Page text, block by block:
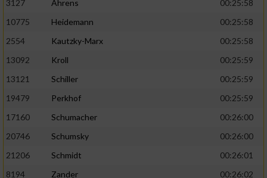
3127
Ahrens
00:25:58
10775
Heidemann
00:25:58
2554
Kautzky-Marx
00:25:58
13092
Kroll
00:25:59
13121
Schiller
00:25:59
19479
Perkhof
00:25:59
17160
Schumacher
00:26:00
20746
Schumsky
00:26:00
21206
Schmidt
00:26:01
8194
Zander
00:26:02
verschiedenen Quellen
Verwendung reduzierter Daten zur Auswahl
IAB-Besonderheiten:
Verwendung genauer Standortdaten
Informationen identifizieren